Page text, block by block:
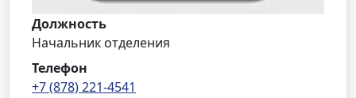
Должность
Начальник отделения
Телефон
+7 (878) 221-4541